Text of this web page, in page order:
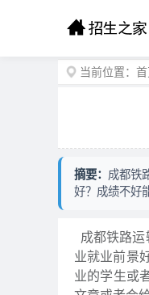
当前位置：
摘要： 成都铁
好？成绩不好
成都铁路
业就业前景
业的学生或